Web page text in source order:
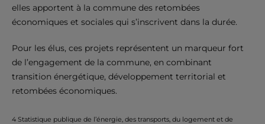
elles apportent à la commune des retombées
économiques et sociales qui s’inscrivent dans la durée.
Pour les élus, ces projets représentent un marqueur fort
de l’engagement de la commune, en combinant
transition énergétique, développement territorial et
retombées économiques.
4 Statistique publique de l’énergie, des transports, du logement et de